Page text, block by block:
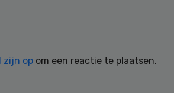
zijn op om een reactie te plaatsen.